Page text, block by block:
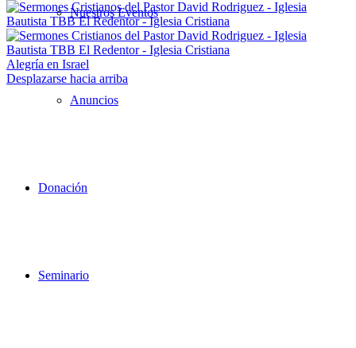
Nuestros Eventos
Anuncios
Donación
Seminario
Alegría en Israel
Desplazarse hacia arriba